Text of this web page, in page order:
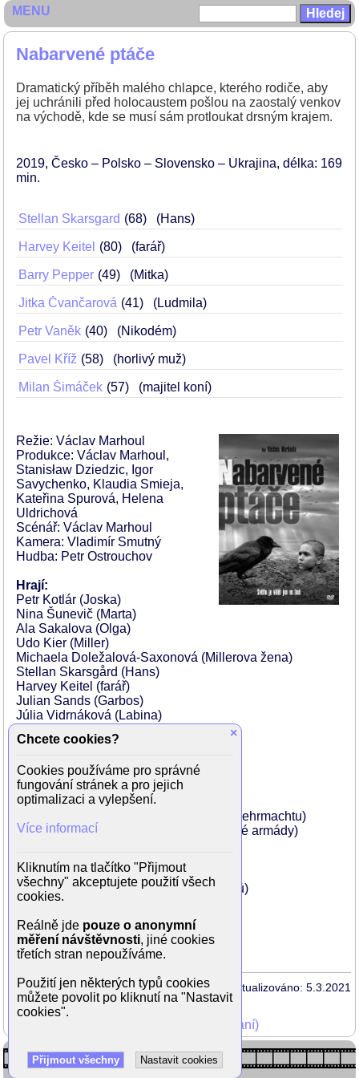
Nabarvené ptáče
Dramatický příběh malého chlapce, kterého rodiče, aby
jej uchránili před holocaustem pošlou na zaostalý venkov
na východě, kde se musí sám protloukat drsným krajem.
2019 Česko – Polsko – Slovensko – Ukrajina délka: 169
min
Stellan Skarsgard 68 (Hans)
Harvey Keitel 80 (farář)
Barry Pepper 49 (Mitka)
Jitka Čvančarová 41 (Ludmila)
Petr Vaněk 40 (Nikodém)
Pavel Kříž 58 (horlivý muž)
Milan Šimáček 57 (majitel koní)
Režie: Václav Marhoul
Produkce: Václav Marhoul,
Stanisław Dziedzic, Igor
Savychenko, Klaudia Smieja,
Kateřina Spurová, Helena
Uldrichová
Scénář: Václav Marhoul
Kamera: Vladimír Smutný
Hudba: Petr Ostrouchov
Hrají:
Petr Kotlár (Joska)
Nina Šunevič (Marta)
Ala Sakalova (Olga)
Udo Kier (Miller)
Michaela Doležalová-Saxonová (Millerova žena)
Stellan Skarsgård (Hans)
Harvey Keitel (farář)
Julian Sands (Garbos)
Júlia Vidrnáková (Labina)
Aleksej Kravčenko (Gavrila)
Radim Fiala (velitel Kozáků)
Jitka Čvančarová (Ludmila)
Petr Vaněk (Nikodém)
Alexander Leopold Schank (důstojník wehrmachtu)
Alexander Minajev (velící důstojník Rudé armády)
Zdeněk Pecha (dělník)
Milan Šimáček (majitel koní)
Martin Nahálka (velitel rudých partyzánů)
Dominik Weber (rotmistr)
Andrej Polák (lékař v sirotčinci)
Filip Kaňkovský (stánkař)
Aktualizováno: 5.3.2021
Mohli jste vidět v TV (zobrazit starší vysílání)
MENU
×
Chcete cookies?
Cookies používáme pro správné
fungování stránek a pro jejich
optimalizaci a vylepšení.
Více informací
Kliknutím na tlačítko "Přijmout
všechny" akceptujete použití všech
cookies.
Reálně jde pouze o anonymní
měření návštěvnosti, jiné cookies
třetích stran nepoužíváme.
Použití jen některých typů cookies
můžete povolit po kliknutí na "Nastavit
cookies".
Přijmout všechny Nastavit cookies